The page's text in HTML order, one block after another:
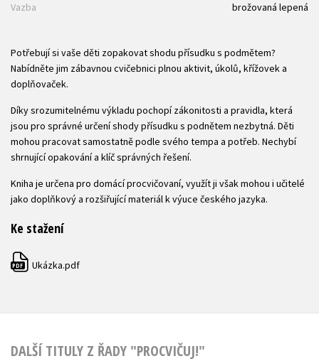
Vazba
brožovaná lepená
Potřebují si vaše děti zopakovat shodu přísudku s podmětem?
Nabídněte jim zábavnou cvičebnici plnou aktivit, úkolů, křížovek a
doplňovaček.
Díky srozumitelnému výkladu pochopí zákonitosti a pravidla, která
jsou pro správné určení shody přísudku s podnětem nezbytná. Děti
mohou pracovat samostatně podle svého tempa a potřeb. Nechybí
shrnující opakování a klíč správných řešení.
Kniha je určena pro domácí procvičovaní, využít ji však mohou i učitelé
jako doplňkový a rozšiřující materiál k výuce českého jazyka.
Ke stažení
PDF Ukázka.pdf
DALŠÍ TITULY Z ŘADY "PROCVIČUJ!"